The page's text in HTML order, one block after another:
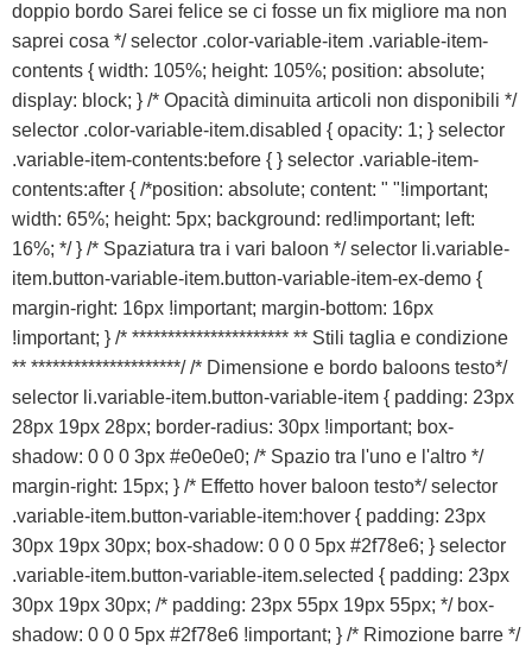
doppio bordo Sarei felice se ci fosse un fix migliore ma non
saprei cosa */ selector .color-variable-item .variable-item-
contents { width: 105%; height: 105%; position: absolute;
display: block; } /* Opacità diminuita articoli non disponibili */
selector .color-variable-item.disabled { opacity: 1; } selector
.variable-item-contents:before { } selector .variable-item-
contents:after { /*position: absolute; content: " "!important;
width: 65%; height: 5px; background: red!important; left:
16%; */ } /* Spaziatura tra i vari baloon */ selector li.variable-
item.button-variable-item.button-variable-item-ex-demo {
margin-right: 16px !important; margin-bottom: 16px
!important; } /* ********************** ** Stili taglia e condizione
** *********************/ /* Dimensione e bordo baloons testo*/
selector li.variable-item.button-variable-item { padding: 23px
28px 19px 28px; border-radius: 30px !important; box-
shadow: 0 0 0 3px #e0e0e0; /* Spazio tra l'uno e l'altro */
margin-right: 15px; } /* Effetto hover baloon testo*/ selector
.variable-item.button-variable-item:hover { padding: 23px
30px 19px 30px; box-shadow: 0 0 0 5px #2f78e6; } selector
.variable-item.button-variable-item.selected { padding: 23px
30px 19px 30px; /* padding: 23px 55px 19px 55px; */ box-
shadow: 0 0 0 5px #2f78e6 !important; } /* Rimozione barre */